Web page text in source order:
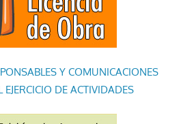
Y COMUNICACIONES
EJERCICIO DE ACTIVIDADES